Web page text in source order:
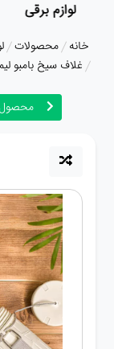
درباره
مراقبت
سرویس های
چینی زرین
لوازم برقی
خانه محصولات
غلاف سیخ بامبو لیمون